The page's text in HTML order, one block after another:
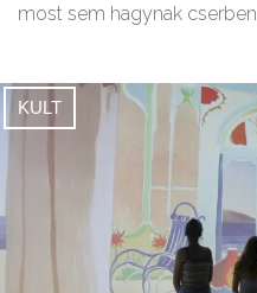
most sem hagynak cserben.
KULT